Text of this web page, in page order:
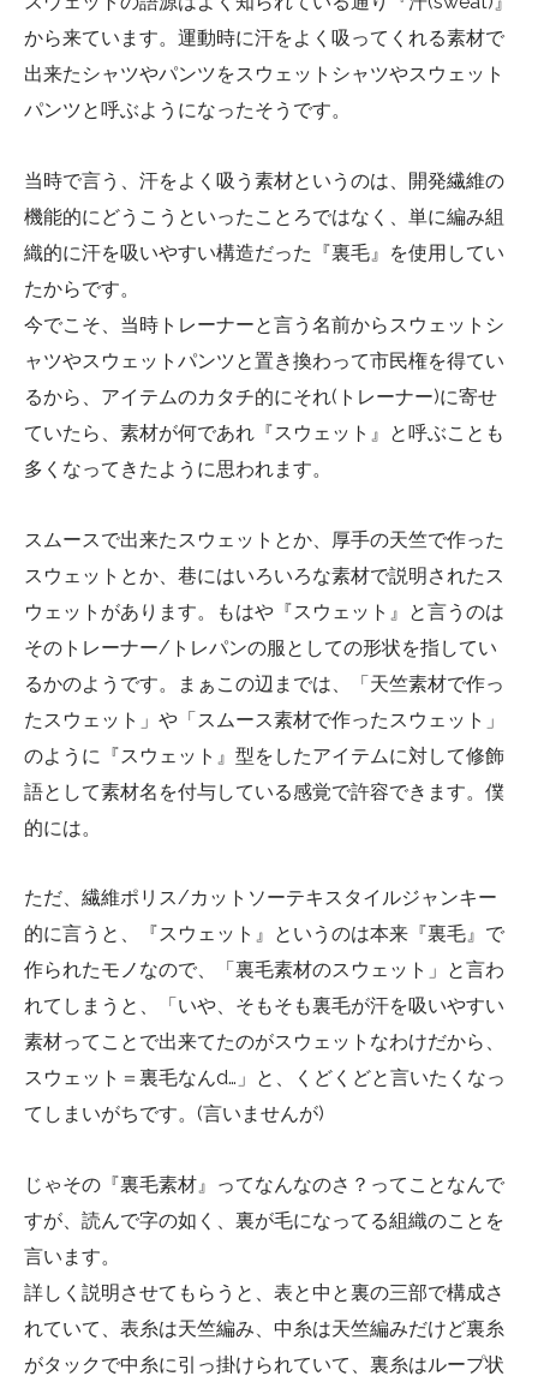
から来ています。運動時に汗をよく吸ってくれる素材で
出来たシャツやパンツをスウェットシャツやスウェット
パンツと呼ぶようになったそうです。
当時で言う、汗をよく吸う素材というのは、開発繊維の
機能的にどうこうといったことろではなく、単に編み組
織的に汗を吸いやすい構造だった『裏毛』を使用してい
たからです。
今でこそ、当時トレーナーと言う名前からスウェットシ
ャツやスウェットパンツと置き換わって市民権を得てい
るから、アイテムのカタチ的にそれ(トレーナー)に寄せ
ていたら、素材が何であれ『スウェット』と呼ぶことも
多くなってきたように思われます。
スムースで出来たスウェットとか、厚手の天竺で作った
スウェットとか、巷にはいろいろな素材で説明されたス
ウェットがあります。もはや『スウェット』と言うのは
そのトレーナー/トレパンの服としての形状を指してい
るかのようです。まぁこの辺までは、「天竺素材で作っ
たスウェット」や「スムース素材で作ったスウェット」
のように『スウェット』型をしたアイテムに対して修飾
語として素材名を付与している感覚で許容できます。僕
的には。
ただ、繊維ポリス/カットソーテキスタイルジャンキー
的に言うと、『スウェット』というのは本来『裏毛』で
作られたモノなので、「裏毛素材のスウェット」と言わ
れてしまうと、「いや、そもそも裏毛が汗を吸いやすい
素材ってことで出来てたのがスウェットなわけだから、
スウェット＝裏毛なんd…」と、くどくどと言いたくなっ
てしまいがちです。(言いませんが)
じゃその『裏毛素材』ってなんなのさ？ってことなんで
すが、読んで字の如く、裏が毛になってる組織のことを
言います。
詳しく説明させてもらうと、表と中と裏の三部で構成さ
れていて、表糸は天竺編み、中糸は天竺編みだけど裏糸
がタックで中糸に引っ掛けられていて、裏糸はループ状